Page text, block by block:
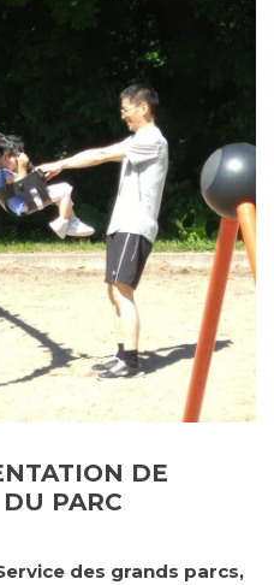
DE
PARC
des grands parcs,